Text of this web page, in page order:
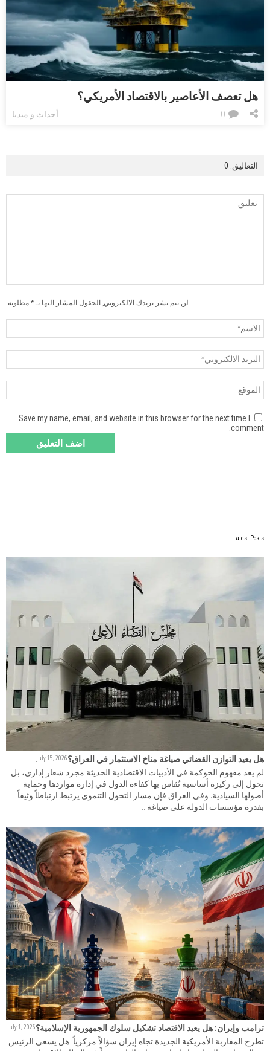
هل تعصف الأعاصير بالاقتصاد الأمريكي؟
أحداث و ميديا 0
التعاليق: 0
لن يتم نشر بريدك الالكتروني, الحقول المشار اليها بـ * مطلوبة.
Save my name, email, and website in this browser for the next time I
comment.
Latest Posts
هل يعيد التوازن القضائي صياغة مناخ الاستثمار في العراق؟July 15, 2026
لم يعد مفهوم الحوكمة في الأدبيات الاقتصادية الحديثة مجرد شعار إداري، بل
تحول إلى ركيزة أساسية تُقاس بها كفاءة الدول في إدارة مواردها وحماية
أصولها السيادية. وفي العراق فإن مسار التحول التنموي يرتبط ارتباطاً وثيقاً
بقدرة مؤسسات الدولة على صياغة...
ترامب وإيران: هل يعيد الاقتصاد تشكيل سلوك الجمهورية الإسلامية؟July 1, 2026
تطرح المقاربة الأمريكية الجديدة تجاه إيران سؤالاً مركزياً: هل يسعى الرئيس